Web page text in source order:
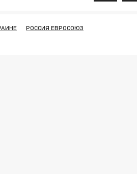
РОССИЯ ЕВРОСОЮЗ